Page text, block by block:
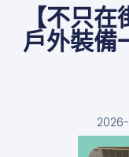
【不只
戶外裝備